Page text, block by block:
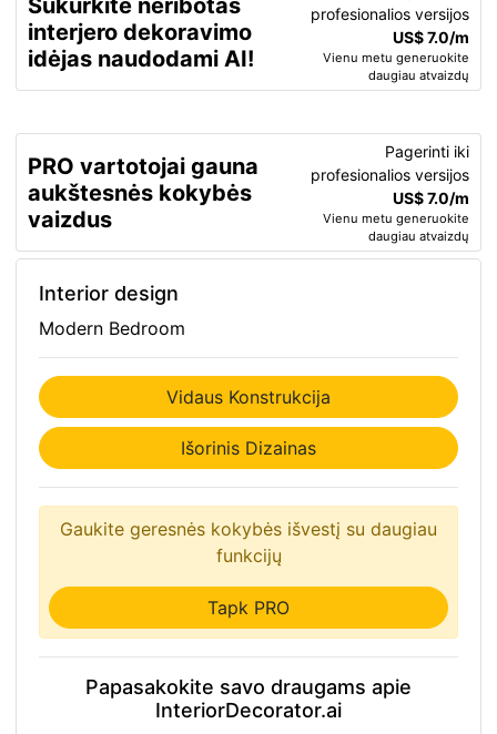
interjero dekoravimo
idėjas naudodami AI!
profesionalios versijos
US$ 7.0/m
Vienu metu generuokite
daugiau atvaizdų
PRO vartotojai gauna
aukštesnės kokybės
vaizdus
Pagerinti iki
profesionalios versijos
US$ 7.0/m
Vienu metu generuokite
daugiau atvaizdų
Interior design
Modern Bedroom
Vidaus Konstrukcija
Išorinis Dizainas
Gaukite geresnės kokybės išvestį su daugiau
funkcijų
Tapk PRO
Papasakokite savo draugams apie
InteriorDecorator.ai